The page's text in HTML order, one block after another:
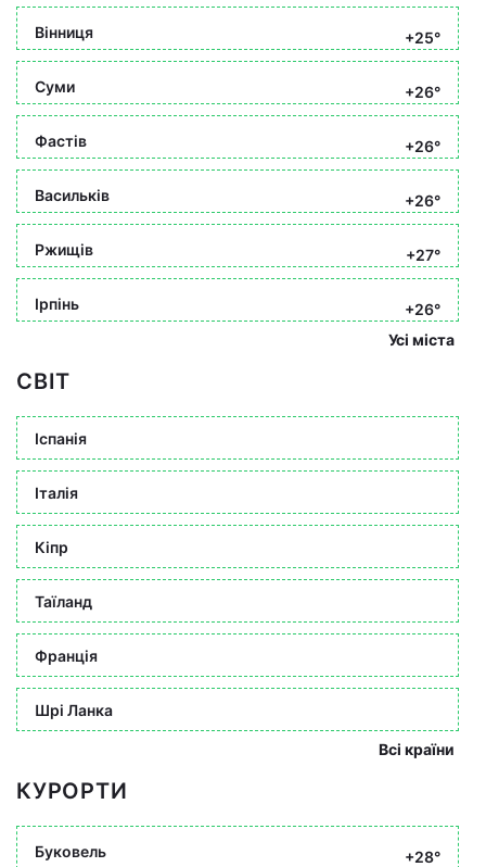
Вінниця +25°
Суми +26°
Фастів +26°
Васильків +26°
Ржищів +27°
Ірпінь
+26°
Усі міста
СВІТ
Іспанія
Італія
Кіпр
Таїланд
Франція
Шрі Ланка
Всі країни
КУРОРТИ
Буковель +28°